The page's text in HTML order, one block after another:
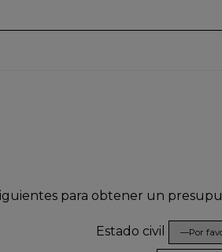
para obtener un
Estado civil